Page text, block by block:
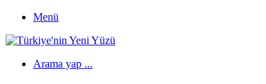
Menü
Arama yap ...